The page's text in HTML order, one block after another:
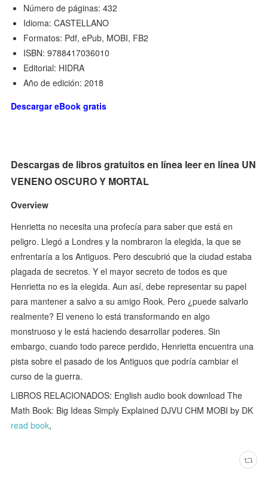
Número de páginas: 432
Idioma: CASTELLANO
Formatos: Pdf, ePub, MOBI, FB2
ISBN: 9788417036010
Editorial: HIDRA
Año de edición: 2018
Descargar eBook gratis
Descargas de libros gratuitos en línea leer en línea UN
VENENO OSCURO Y MORTAL
Overview
Henrietta no necesita una profecía para saber que está en
peligro. Llegó a Londres y la nombraron la elegida, la que se
enfrentaría a los Antiguos. Pero descubrió que la ciudad estaba
plagada de secretos. Y el mayor secreto de todos es que
Henrietta no es la elegida. Aun así, debe representar su papel
para mantener a salvo a su amigo Rook. Pero ¿puede salvarlo
realmente? El veneno lo está transformando en algo
monstruoso y le está haciendo desarrollar poderes. Sin
embargo, cuando todo parece perdido, Henrietta encuentra una
pista sobre el pasado de los Antiguos que podría cambiar el
curso de la guerra.
LIBROS RELACIONADOS: English audio book download The
Math Book: Big Ideas Simply Explained DJVU CHM MOBI by DK
read book,